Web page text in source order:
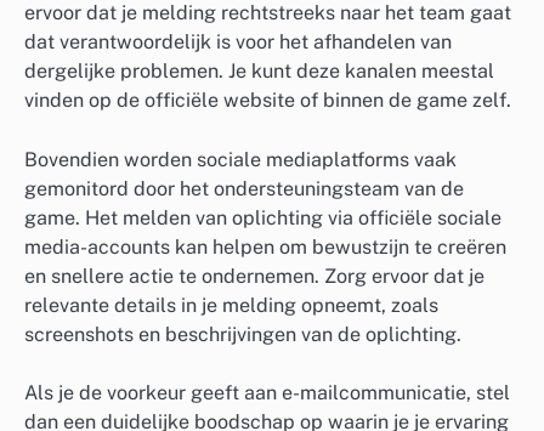
ervoor dat je melding rechtstreeks naar het team gaat
dat verantwoordelijk is voor het afhandelen van
dergelijke problemen. Je kunt deze kanalen meestal
vinden op de officiële website of binnen de game zelf.
Bovendien worden sociale mediaplatforms vaak
gemonitord door het ondersteuningsteam van de
game. Het melden van oplichting via officiële sociale
media-accounts kan helpen om bewustzijn te creëren
en snellere actie te ondernemen. Zorg ervoor dat je
relevante details in je melding opneemt, zoals
screenshots en beschrijvingen van de oplichting.
Als je de voorkeur geeft aan e-mailcommunicatie, stel
dan een duidelijke boodschap op waarin je je ervaring